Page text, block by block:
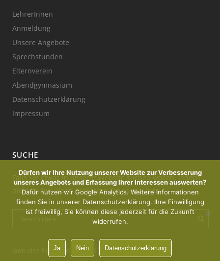
LehrerInnen
Anmeldung
Unsere Angebote
Sprechstunden
Elternverein
Abendgymnasium
Datenschutzerklärung
Impressum
SUCHE
Falls Sie etwas in unserer Website suchen wollen, jedoch
nicht finden, dann probieren Sie es mal hier:
Ikon der Kerze : designed by Freepik
Dürfen wir Ihre Nutzung unserer Website zur Verbesserung
unseres Angebots und Erfassung Ihrer Interessen auswerten?
Dafür nutzen wir Google Analytics. Weitere Informationen
finden Sie in unserer Datenschutzerklärung. Ihre Einwilligung
ist freiwillig, Sie können diese jederzeit für die Zukunft
widerrufen.
Ja Nein Datenschutzerklärung